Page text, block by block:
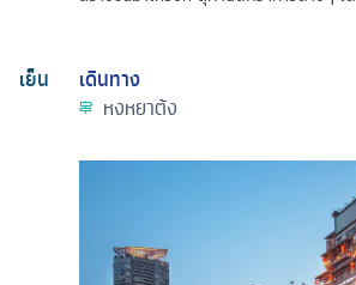
เย็น
เดินทาง
หงหยาต้ง